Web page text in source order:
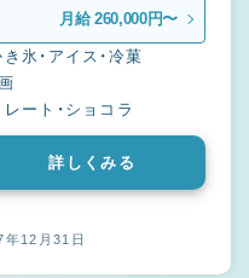
月給 260,000円〜
氷・アイス・冷菓
ート・ショコラ
詳しくみる
年12月31日